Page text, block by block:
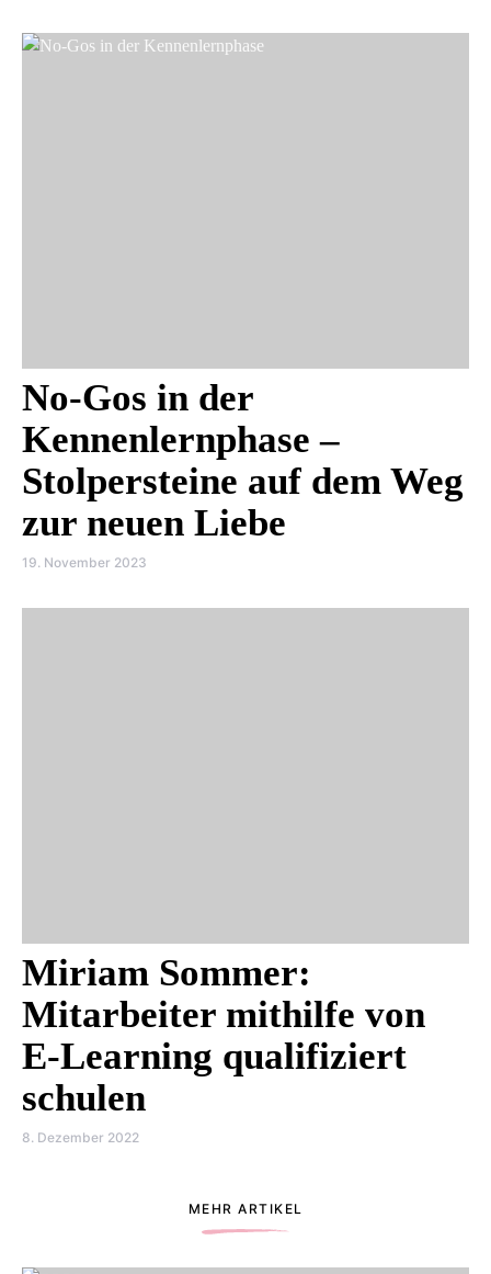
No-Gos in der
Kennenlernphase –
Stolpersteine auf dem Weg
zur neuen Liebe
19. November 2023
Miriam Sommer:
Mitarbeiter mithilfe von
E-Learning qualifiziert
schulen
8. Dezember 2022
MEHR ARTIKEL